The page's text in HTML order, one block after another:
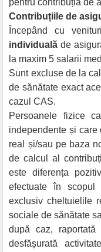
pentru contribuția de
Contribuțiile de
Începând cu
individualăde
la maxim 5 salarii
Sunt excluse de la
de sănătate exact
cazul CAS.
Persoanele fizice
independente și
real și/sau pe baza
de calcul al
este diferența
efectuate în scopul
exclusiv cheltuielile
sociale de sănătate
după caz,
desfășurată